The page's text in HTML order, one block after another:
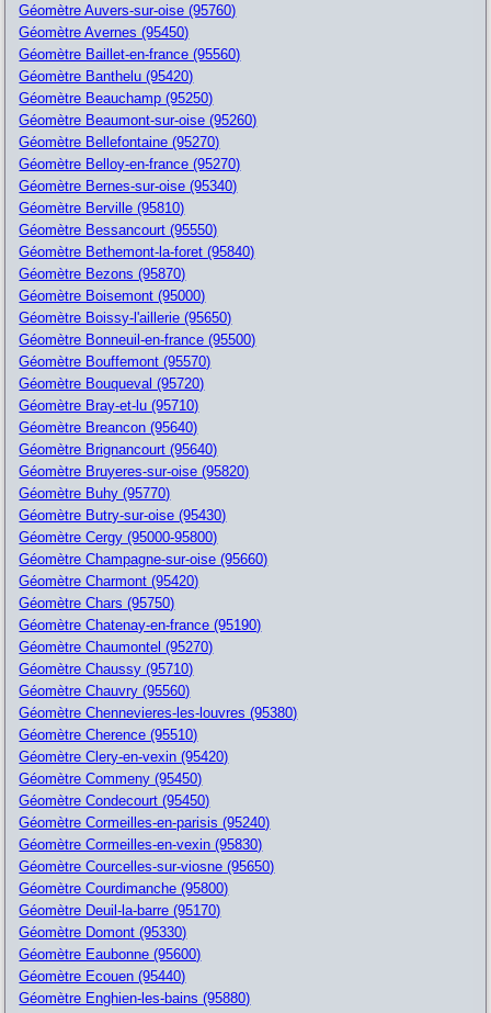
Géomètre Auvers-sur-oise (95760)
Géomètre Avernes (95450)
Géomètre Baillet-en-france (95560)
Géomètre Banthelu (95420)
Géomètre Beauchamp (95250)
Géomètre Beaumont-sur-oise (95260)
Géomètre Bellefontaine (95270)
Géomètre Belloy-en-france (95270)
Géomètre Bernes-sur-oise (95340)
Géomètre Berville (95810)
Géomètre Bessancourt (95550)
Géomètre Bethemont-la-foret (95840)
Géomètre Bezons (95870)
Géomètre Boisemont (95000)
Géomètre Boissy-l'aillerie (95650)
Géomètre Bonneuil-en-france (95500)
Géomètre Bouffemont (95570)
Géomètre Bouqueval (95720)
Géomètre Bray-et-lu (95710)
Géomètre Breancon (95640)
Géomètre Brignancourt (95640)
Géomètre Bruyeres-sur-oise (95820)
Géomètre Buhy (95770)
Géomètre Butry-sur-oise (95430)
Géomètre Cergy (95000-95800)
Géomètre Champagne-sur-oise (95660)
Géomètre Charmont (95420)
Géomètre Chars (95750)
Géomètre Chatenay-en-france (95190)
Géomètre Chaumontel (95270)
Géomètre Chaussy (95710)
Géomètre Chauvry (95560)
Géomètre Chennevieres-les-louvres (95380)
Géomètre Cherence (95510)
Géomètre Clery-en-vexin (95420)
Géomètre Commeny (95450)
Géomètre Condecourt (95450)
Géomètre Cormeilles-en-parisis (95240)
Géomètre Cormeilles-en-vexin (95830)
Géomètre Courcelles-sur-viosne (95650)
Géomètre Courdimanche (95800)
Géomètre Deuil-la-barre (95170)
Géomètre Domont (95330)
Géomètre Eaubonne (95600)
Géomètre Ecouen (95440)
Géomètre Enghien-les-bains (95880)